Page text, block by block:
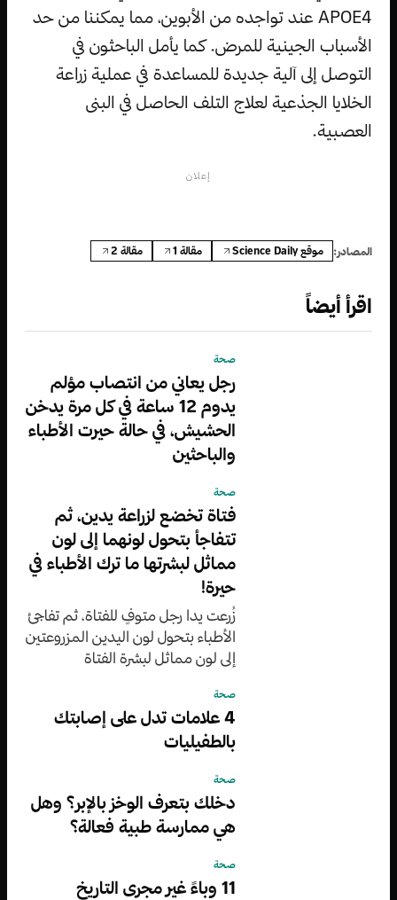
APOE4 عند تواجده من الأبوين، مما يمكننا من حد
الأسباب الجينية للمرض. كما يأمل الباحثون في
التوصل إلى آلية جديدة للمساعدة في عملية زراعة
الخلايا الجذعية لعلاج التلف الحاصل في البنى
العصبية.
إعلان
المصادر: موقع Science Daily مقالة 1 مقالة 2
اقرأ أيضاً
صحة
رجل يعاني من انتصاب مؤلم
يدوم 12 ساعة في كل مرة يدخن
الحشيش، في حالة حيرت الأطباء
والباحثين
صحة
فتاة تخضع لزراعة يدين، ثم
تتفاجأ بتحول لونهما إلى لون
مماثل لبشرتها ما ترك الأطباء في
حيرة!
زُرعت يدا رجل متوفٍ للفتاة، ثم تفاجئ
الأطباء بتحول لون اليدين المزروعتين
إلى لون مماثل لبشرة الفتاة
صحة
4 علامات تدل على إصابتك
بالطفيليات
صحة
دخلك بتعرف الوخز بالإبر؟ وهل
هي ممارسة طبية فعالة؟
صحة
11 وباءً غير مجرى التاريخ